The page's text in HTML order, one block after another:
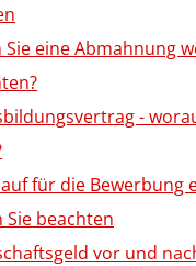
Sie eine Abmahnung
-
für die Bewerbung
Sie beachten
vor und